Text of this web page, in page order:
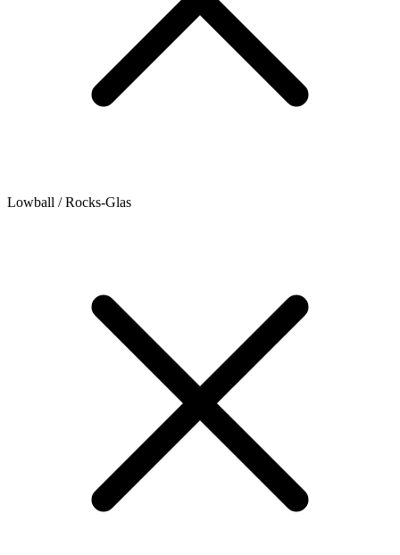
Lowball / Rocks-Glas